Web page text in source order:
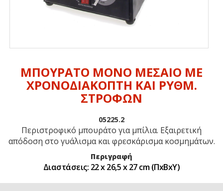
ΜΠΟΥΡΑΤΟ ΜΟΝΟ ΜΕΣΑΙΟ ΜΕ
ΧΡΟΝΟΔΙΑΚΟΠΤΗ ΚΑΙ ΡΥΘΜ.
ΣΤΡΟΦΩΝ
05225.2
Περιστροφικό μπουράτο για μπίλια. Εξαιρετική
απόδοση στο γυάλισμα και φρεσκάρισμα κοσμημάτων.
Περιγραφή
Διαστάσεις: 22 x 26,5 x 27 cm (ΠxΒxΥ)